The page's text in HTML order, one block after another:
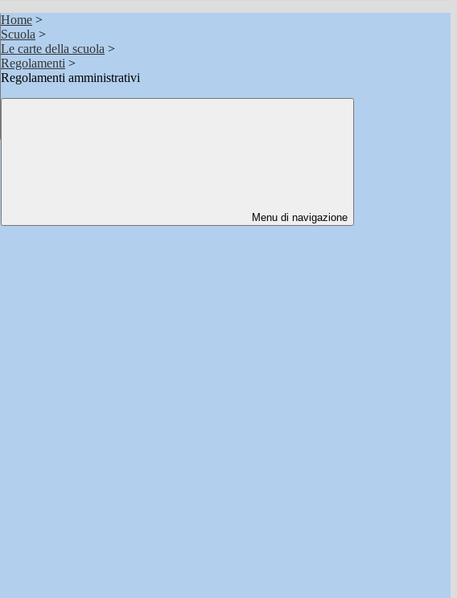
Home >
Scuola >
Le carte della scuola >
Regolamenti >
Regolamenti amministrativi
Menu di navigazione